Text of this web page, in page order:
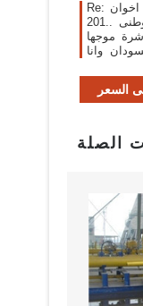
Re: فتنة السلطة والجاه ...الهمز واللمز بين اخوان
المؤتمر الوطنى ..201 (Re: الكيك) [B]تعود الطيب
موجها
وانا
السعر
الصلة